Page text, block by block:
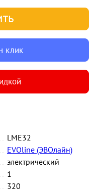
клик
LME32
EVOline (ЭВОлайн)
электрический
1
320